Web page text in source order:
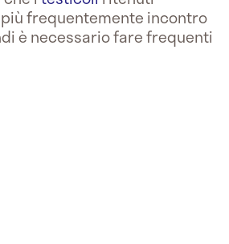
frequentemente incontro
è necessario fare frequenti